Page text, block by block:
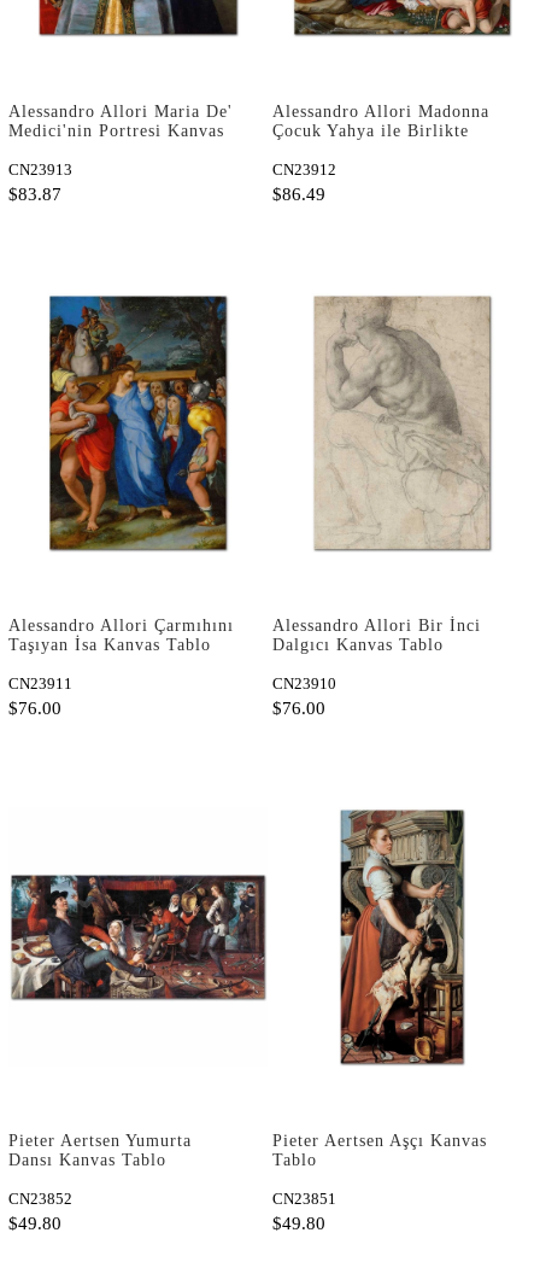
Alessandro Allori Maria De'
Medici'nin Portresi Kanvas
CN23913
$83.87
Alessandro Allori Madonna
Çocuk Yahya ile Birlikte
CN23912
$86.49
Alessandro Allori Çarmıhını
Taşıyan İsa Kanvas Tablo
CN23911
$76.00
Alessandro Allori Bir İnci
Dalgıcı Kanvas Tablo
CN23910
$76.00
Pieter Aertsen Yumurta
Dansı Kanvas Tablo
CN23852
$49.80
Pieter Aertsen Aşçı Kanvas
Tablo
CN23851
$49.80